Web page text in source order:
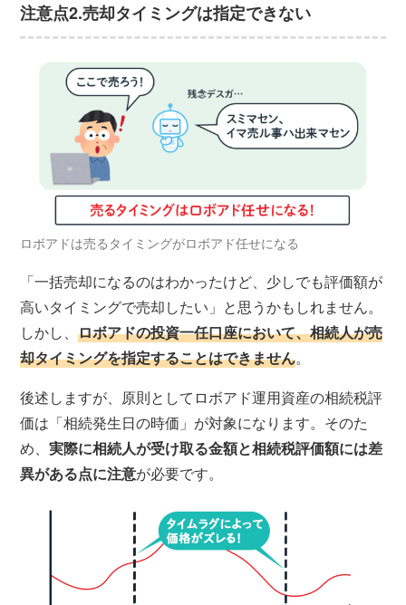
注意点2.売却タイミングは指定できない
ロボアドは売るタイミングがロボアド任せになる
「一括売却になるのはわかったけど、少しでも評価額が
高いタイミングで売却したい」と思うかもしれません。
しかし、ロボアドの投資一任口座において、相続人が売
却タイミングを指定することはできません。
後述しますが、原則としてロボアド運用資産の相続税評
価は「相続発生日の時価」が対象になります。そのた
め、実際に相続人が受け取る金額と相続税評価額には差
異がある点に注意が必要です。